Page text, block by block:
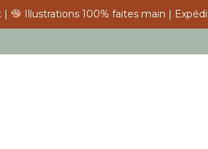
| Illustrations 100% faites main |